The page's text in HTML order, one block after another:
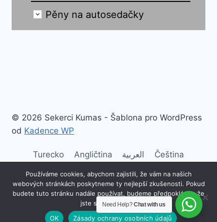
Pěny na autosedačky
© 2026 Sekerci Kumas - Šablona pro WordPress
od Kadence WP
Turecko Angličtina العربية
Čeština
německy
Ελληνικά španělsky
Français
italština
한국인 Русский
Polski
Українська
Need Help?Chat with us
Používáme cookies, abychom zajistili, že vám na našich
webových stránkách poskytneme ty nejlepší zkušenosti. Pokud
budete tuto stránku nadále používat, budeme předpokládat, že
jste s ní spokojeni.
OK
Zásady ochrany osobních údajů